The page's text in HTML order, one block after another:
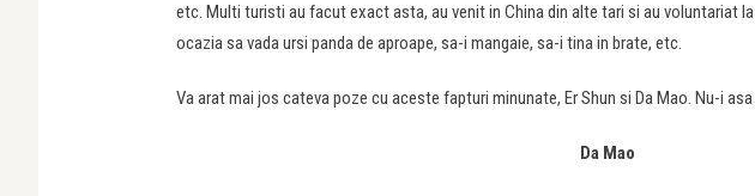
etc. Multi turisti au facut exact asta, au venit in China din alte tari si au voluntariat
ocazia sa vada ursi panda de aproape, sa-i mangaie, sa-i tina in brate, etc.
Va arat mai jos cateva poze cu aceste fapturi minunate, Er Shun si Da Mao. Nu-i
Da Mao